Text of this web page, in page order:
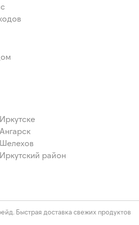
район
Быстрая доставка свежих продуктов